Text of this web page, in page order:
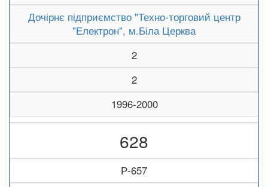
Дочірнє підприємство "Техно-торговий центр
"Електрон", м.Біла Церква
2
2
1996-2000
628
Р-657